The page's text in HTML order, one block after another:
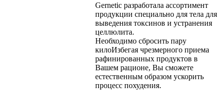
Gernetic разработала ассортимент
продукции специально для тела для
выведения токсинов и устранения
целлюлита.
Необходимо сбросить пару
килоИзбегая чрезмерного приема
рафинированных продуктов в
Вашем рационе, Вы сможете
естественным образом ускорить
процесс похудения.